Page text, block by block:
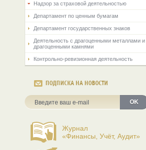
Надзор за страховой деятельностью
Департамент по ценным бумагам
Департамент государственных знаков
Деятельность с драгоценными металлами и
драгоценными камнями
Контрольно-ревизионная деятельность
ПОДПИСКА НА НОВОСТИ
OK
Журнал
«Финансы, Учёт, Аудит»